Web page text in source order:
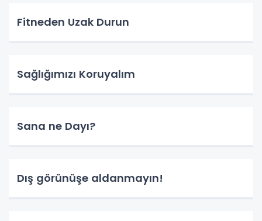
Fitneden Uzak Durun
Sağlığımızı Koruyalım
Sana ne Dayı?
Dış görünüşe aldanmayın!